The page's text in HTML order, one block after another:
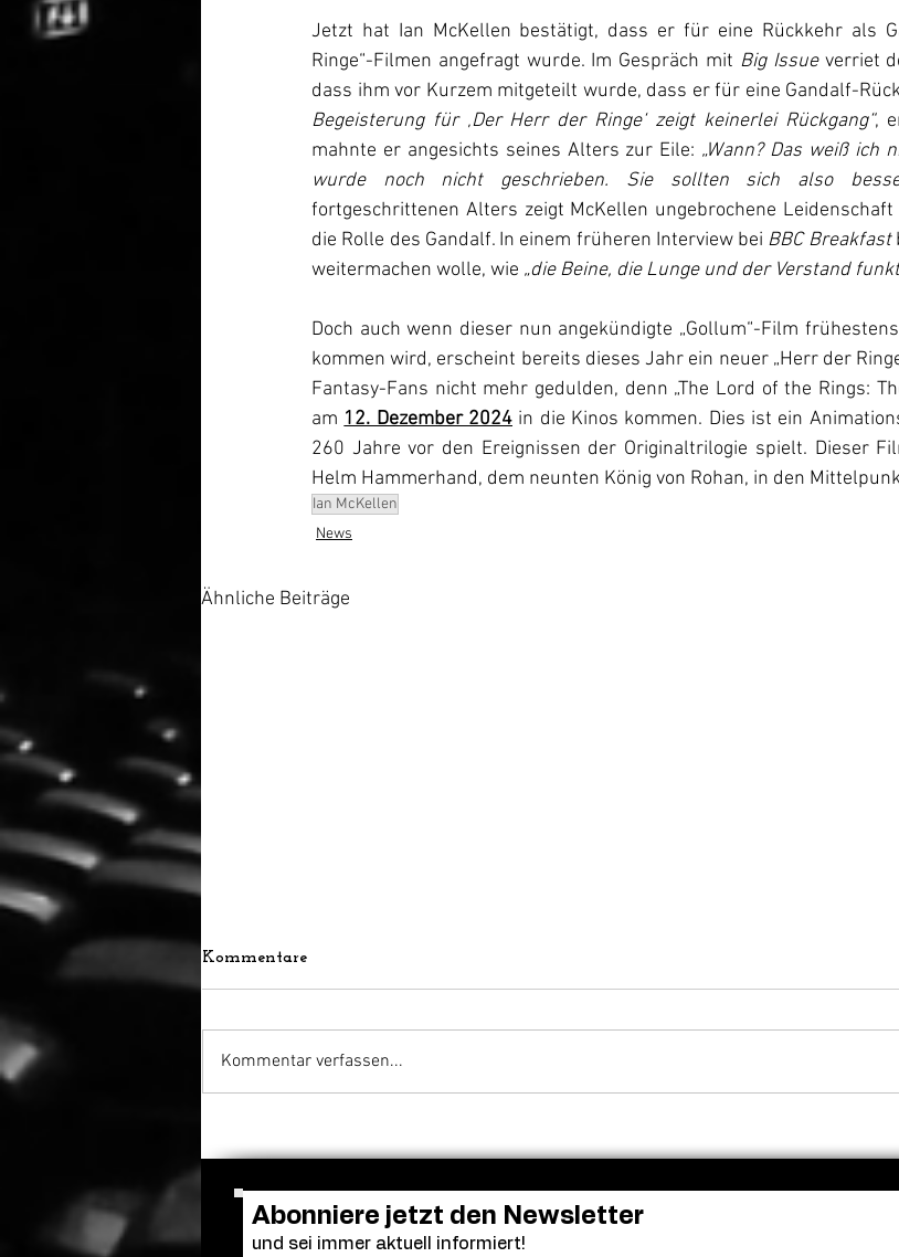
Jetzt hat Ian McKellen bestätigt, dass er für eine Rückkehr als
Ringe“-Filmen angefragt wurde. Im Gespräch mit Big Issue verriet
dass ihm vor Kurzem mitgeteilt wurde, dass er für eine Gandalf-
Begeisterung für ‚Der Herr der Ringe‘ zeigt keinerlei Rückgang“,
mahnte er angesichts seines Alters zur Eile: „Wann? Das weiß ich
wurde noch nicht geschrieben. Sie sollten sich also
fortgeschrittenen Alters zeigt McKellen ungebrochene
die Rolle des Gandalf. In einem früheren Interview bei BBC Breakfast
weitermachen wolle, wie „die Beine, die Lunge und der Verstand
Doch auch wenn dieser nun angekündigte „Gollum“-Film
kommen wird, erscheint bereits dieses Jahr ein neuer „Herr der
Fantasy-Fans nicht mehr gedulden, denn „The Lord of the Rings:
am 12. Dezember 2024 in die Kinos kommen. Dies ist ein
260 Jahre vor den Ereignissen der Originaltrilogie spielt. Dieser
Helm Hammerhand, dem neunten König von Rohan, in den
Ian McKellen
News
Ähnliche Beiträge
die alte Clique: Dreharbeiten
in a Cornfield 2“ erhält
Kommentare
Kommentar verfassen...
Abonniere jetzt den Newsletter
und sei immer aktuell informiert!